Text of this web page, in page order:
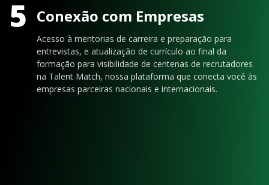
5 Conexão com Empresas
Acesso à mentorias de carreira e preparação para
entrevistas, e atualização de currículo ao final da
formação para visibilidade de centenas de recrutadores
na Talent Match, nossa plataforma que conecta você às
empresas parceiras nacionais e internacionais.